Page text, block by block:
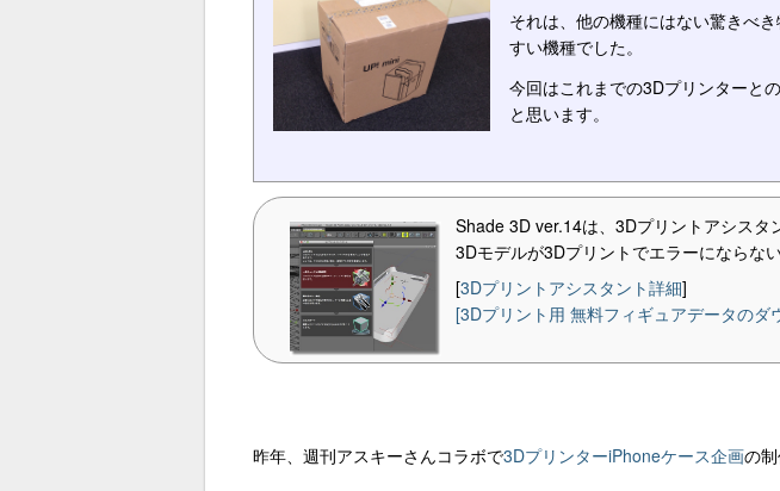
それは、他の機種にはない驚きべ
すい機種でした。
今回はこれまでの3Dプリンターと
と思います。
Shade 3D ver.14は、3Dプリントアシスタ
3Dモデルが3Dプリントでエラーにならな
[3Dプリントアシスタント詳細]
[3Dプリント用 無料フィギュアデータのダ
昨年、週刊アスキーさんコラボで3DプリンターiPhoneケース企画の